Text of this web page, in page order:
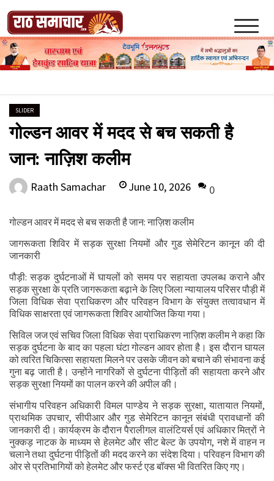
content
Raath Samachar
SLIDER
गोल्डन आवर में मदद से बच सकती है
जान: नाज़िश कलीम
Raath Samachar June 10, 2026 0
गोल्डन आवर में मदद से बच सकती है जान: नाज़िश कलीम
जागरूकता शिविर में सड़क सुरक्षा नियमों और गुड सेमेरिटन कानून की दी
जानकारी
पौड़ी: सड़क दुर्घटनाओं में घायलों को समय पर सहायता उपलब्ध कराने और
सड़क सुरक्षा के प्रति जागरूकता बढ़ाने के लिए जिला न्यायालय परिसर पौड़ी में
जिला विधिक सेवा प्राधिकरण और परिवहन विभाग के संयुक्त तत्वावधान में
विधिक साक्षरता एवं जागरूकता शिविर आयोजित किया गया।
सिविल जज एवं सचिव जिला विधिक सेवा प्राधिकरण नाज़िश कलीम ने कहा कि
सड़क दुर्घटना के बाद का पहला घंटा गोल्डन आवर होता है। इस दौरान घायल
को त्वरित चिकित्सा सहायता मिलने पर उसके जीवन को बचाने की संभावना कई
गुना बढ़ जाती है। उन्होंने नागरिकों से दुर्घटना पीड़ितों की सहायता करने और
सड़क सुरक्षा नियमों का पालन करने की अपील की।
संभागीय परिवहन अधिकारी विमल पाण्डेय ने सड़क सुरक्षा, यातायात नियमों,
प्राथमिक उपचार, सीपीआर और गुड सेमेरिटन कानून संबंधी प्रावधानों की
जानकारी दी। कार्यक्रम के दौरान पैरालीगल वालंटियर्स एवं अधिकार मित्रों ने
नुक्कड़ नाटक के माध्यम से हेलमेट और सीट बेल्ट के उपयोग, नशे में वाहन न
चलाने तथा दुर्घटना पीड़ितों की मदद करने का संदेश दिया। परिवहन विभाग की
ओर से प्रतिभागियों को हेलमेट और फर्स्ट एड बॉक्स भी वितरित किए गए।